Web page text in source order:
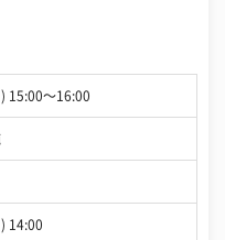
15:00〜16:00
14:00